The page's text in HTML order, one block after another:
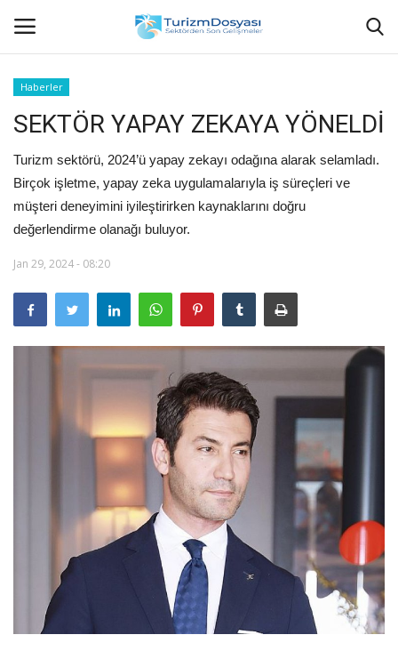
Anasayfa
Bize Ulaşın
Künye
Halil ÖNCÜ kimdir?
KVKK Aydınlatma Metni
Haberler
Araştırma - İnceleme
Lezzet Durakları
Röportajlar
Gezi - Yorum
Sizlerden Gelenler
Haberler
SEKTÖR YAPAY ZEKAYA YÖNELDİ
Turizm sektörü, 2024’ü yapay zekayı odağına alarak selamladı.
Birçok işletme, yapay zeka uygulamalarıyla iş süreçleri ve
müşteri deneyimini iyileştirirken kaynaklarını doğru
değerlendirme olanağı buluyor.
Jan 29, 2024 - 08:20